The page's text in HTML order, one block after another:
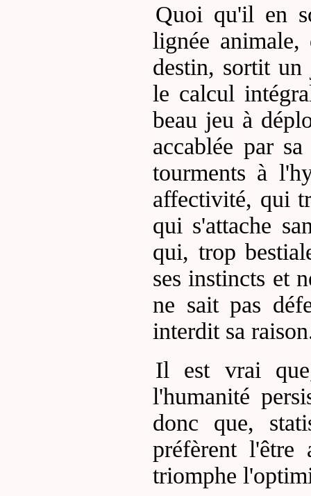
Quoi qu'il en
lignée
destin, sortit un
le calcul
beau jeu à
accablée par
tourments à
affectivité, qui
qui s'attache
qui, trop
ses instincts et
ne sait pas
interdit sa
Il est vrai
l'humanité
donc que,
préfèrent l'être
triomphe